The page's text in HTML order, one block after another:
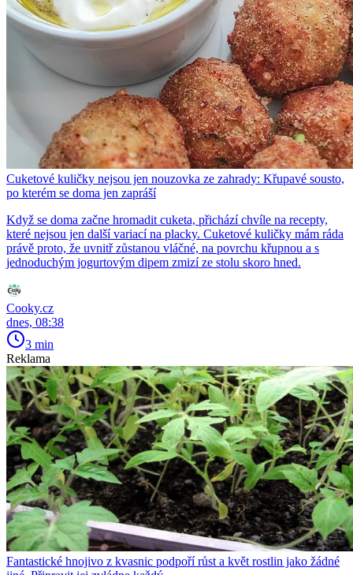
Cuketové kuličky nejsou jen nouzovka ze zahrady: Křupavé sousto,
po kterém se doma jen zapráší
Když se doma začne hromadit cuketa, přichází chvíle na recepty,
které nejsou jen další variací na placky. Cuketové kuličky mám ráda
právě proto, že uvnitř zůstanou vláčné, na povrchu křupnou a s
jednoduchým jogurtovým dipem zmizí ze stolu skoro hned.
Cooky.cz
dnes, 08:38
3 min
Reklama
Fantastické hnojivo z kvasnic podpoří růst a květ rostlin jako žádné